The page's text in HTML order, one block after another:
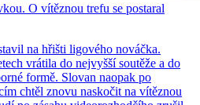
O vítěznou trefu se postaral
na hřišti ligového nováčka.
vrátila do nejvyšší soutěže a do
formě. Slovan naopak po
chtěl znovu naskočit na vítěznou